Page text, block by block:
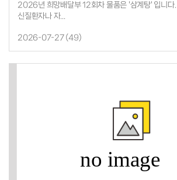
2026년 희망배달부 12회차 물품은 '삼계탕' 입니
신질환자나 자...
2026-07-27 (49)